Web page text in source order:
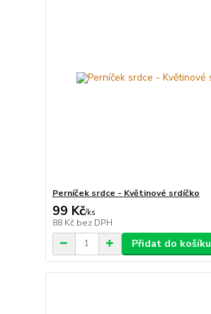
Perníček srdce - Květinové srdíčko
99 Kč/ks
88 Kč bez DPH
Přidat do košíku